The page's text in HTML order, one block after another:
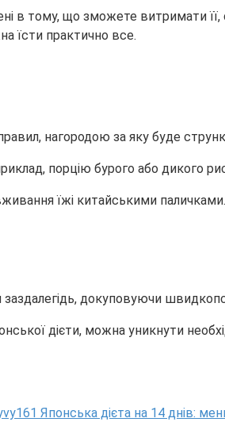
тому, що зможете витримати її,
їсти практично все.
нагородою за яку буде
порцію бурого або дикого
їжі китайськими
докуповуючи
дієти, можна уникнути